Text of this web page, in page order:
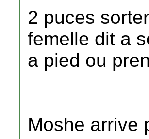
2 puces
femelle dit a
a pied ou
Moshe arrive